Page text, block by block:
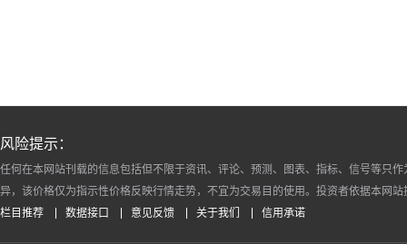
风险提示：
任何在本网站刊载的信息包括但不限于资讯、评论、预测、图表、指标、信号等只
异，该价格仅为指示性价格反映行情走势，不宜为交易目的使用。投资者依据本网
栏目推荐
数据接口 意见反馈 关于我们 信用承诺